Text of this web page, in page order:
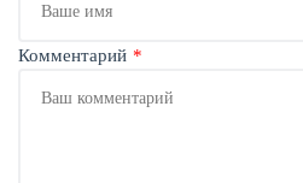
имя
Комментарий